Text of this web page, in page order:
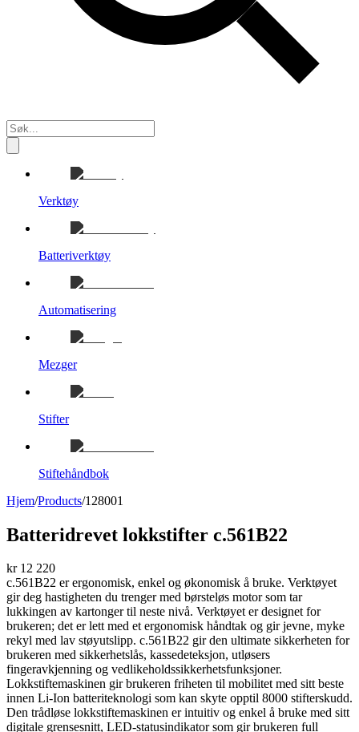
Verktøy
Batteriverktøy
Automatisering
Mezger
Stifter
Stiftehåndbok
Hjem/Products/128001
Batteridrevet lokkstifter c.561B22
kr 12 220
c.561B22 er ergonomisk, enkel og økonomisk å bruke. Verktøyet
gir deg hastigheten du trenger med børsteløs motor som tar
lukkingen av kartonger til neste nivå. Verktøyet er designet for
brukeren; det er lett med et ergonomisk håndtak og gir jevne, myke
rekyl med lav støyutslipp. c.561B22 gir den ultimate sikkerheten for
brukeren med sikkerhetslås, kassedeteksjon, utløsers
fingeravkjenning og vedlikeholdssikkerhetsfunksjoner.
Lokkstiftemaskinen gir brukeren friheten til mobilitet med sitt beste
innen Li-Ion batteriteknologi som kan skyte opptil 8000 stifterskudd.
Den trådløse lokkstiftemaskinen er intuitiv og enkel å bruke med sitt
digitale grensesnitt, LED-statusindikator som gir brukeren full